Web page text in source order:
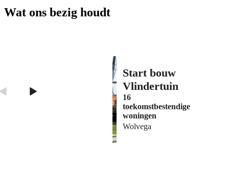
Wat ons bezig houdt
Start bouw
Vlindertuin
16
toekomstbestendige
woningen
Wolvega